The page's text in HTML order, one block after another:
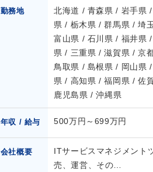
勤務地
北海道 / 青森県 / 岩手県
県 / 栃木県 / 群馬県 / 埼
富山県 / 石川県 / 福井県
県 / 三重県 / 滋賀県 / 京
鳥取県 / 島根県 / 岡山県
県 / 高知県 / 福岡県 / 佐
鹿児島県 / 沖縄県
年収 / 給与 500万円～699万円
会社概要
ITサービスマネジメント
売、運営、その…